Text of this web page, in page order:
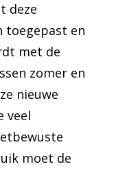
deze
toegepast en
met de
zomer en
nieuwe
veel
moet de